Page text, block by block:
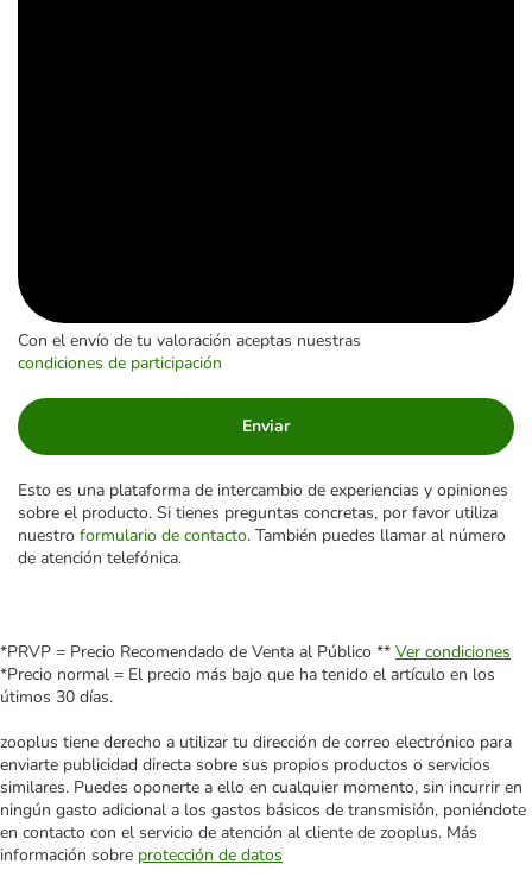
Con el envío de tu valoración aceptas nuestras
condiciones de participación
Enviar
Esto es una plataforma de intercambio de experiencias y opiniones
sobre el producto. Si tienes preguntas concretas, por favor utiliza
nuestro formulario de contacto. También puedes llamar al número
de atención telefónica.
*PRVP = Precio Recomendado de Venta al Público ** Ver condiciones
*Precio normal = El precio más bajo que ha tenido el artículo en los
útimos 30 días.
zooplus tiene derecho a utilizar tu dirección de correo electrónico para
enviarte publicidad directa sobre sus propios productos o servicios
similares. Puedes oponerte a ello en cualquier momento, sin incurrir en
ningún gasto adicional a los gastos básicos de transmisión, poniéndote
en contacto con el servicio de atención al cliente de zooplus. Más
información sobre protección de datos